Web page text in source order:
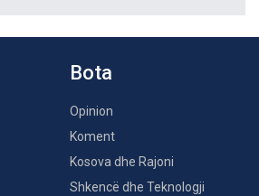
Bota
Opinion
Koment
Kosova dhe Rajoni
Shkencë dhe Teknologji